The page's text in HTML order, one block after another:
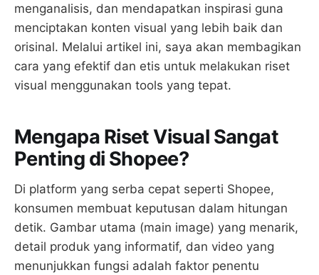
menganalisis, dan mendapatkan inspirasi guna
menciptakan konten visual yang lebih baik dan
orisinal. Melalui artikel ini, saya akan membagikan
cara yang efektif dan etis untuk melakukan riset
visual menggunakan tools yang tepat.
Mengapa Riset Visual Sangat
Penting di Shopee?
Di platform yang serba cepat seperti Shopee,
konsumen membuat keputusan dalam hitungan
detik. Gambar utama (main image) yang menarik,
detail produk yang informatif, dan video yang
menunjukkan fungsi adalah faktor penentu